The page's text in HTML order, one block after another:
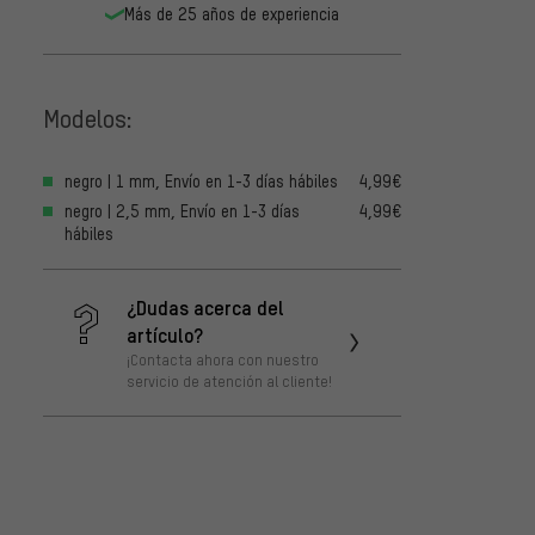
Más de 25 años de experiencia
Modelos:
negro | 1 mm, Envío en 1-3 días hábiles
4,99€
negro | 2,5 mm, Envío en 1-3 días
hábiles
4,99€
¿Dudas acerca del
artículo?
¡Contacta ahora con nuestro
servicio de atención al cliente!